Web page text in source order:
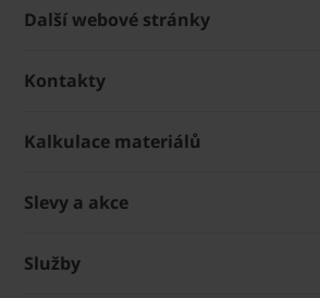
Další webové stránky
Kontakty
Kalkulace materiálů
Slevy a akce
Služby